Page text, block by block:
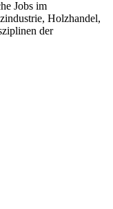
Jobs im
Holzhandel,
der